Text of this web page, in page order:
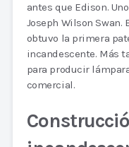
antes que Edison.
Joseph Wilson Swan.
obtuvo la primera
incandescente. Más
para producir
comercial.